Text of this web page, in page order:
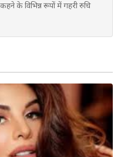
के विभिन्न रूपों में गहरी रुचि